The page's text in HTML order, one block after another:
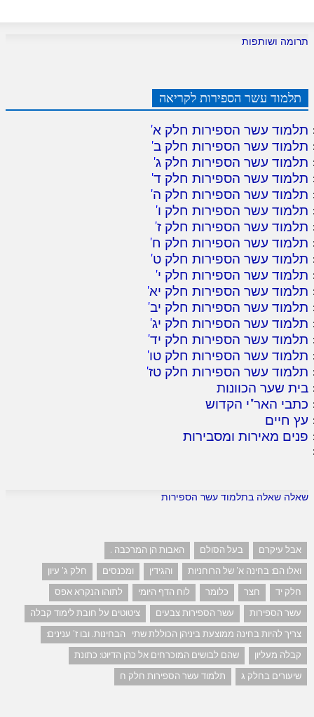
תרומה ושותפות
תלמוד עשר הספירות לקריאה
תלמוד עשר הספירות חלק א'
תלמוד עשר הספירות חלק ב'
תלמוד עשר הספירות חלק ג'
תלמוד עשר הספירות חלק ד'
תלמוד עשר הספירות חלק ה'
תלמוד עשר הספירות חלק ו'
תלמוד עשר הספירות חלק ז'
תלמוד עשר הספירות חלק ח'
תלמוד עשר הספירות חלק ט'
תלמוד עשר הספירות חלק י'
תלמוד עשר הספירות חלק יא'
תלמוד עשר הספירות חלק יב'
תלמוד עשר הספירות חלק יג'
תלמוד עשר הספירות חלק יד'
תלמוד עשר הספירות חלק טו'
תלמוד עשר הספירות חלק טז'
בית שער הכוונות
כתבי האר"י הקדוש
עץ חיים
פנים מאירות ומסבירות
שאלה שאלה בתלמוד עשר הספירות
אבל עיקרם בעל הסולם
האבות הן המרכבה .
ואלו הם: בחינה א' של הרוחניות
והגידין ומכנסים
חלק ג' עיון
חלק יד
חצר כלומר לוח הדף היומי
לתוהו הנקרא אפס
עשר הספירות
עשר הספירות צבעים
ציטוטים על חובת לימוד קבלה
צריך להיות בחינה ממוצעת ביניהן הכוללת שתי הבחינות. ובו ז' ענינים:
קבלה מעליון
שהם לבושים המוכרחים אל כהן הדיוט: כתונת
שיעורים בחלק ג
תלמוד עשר הספירות חלק ח